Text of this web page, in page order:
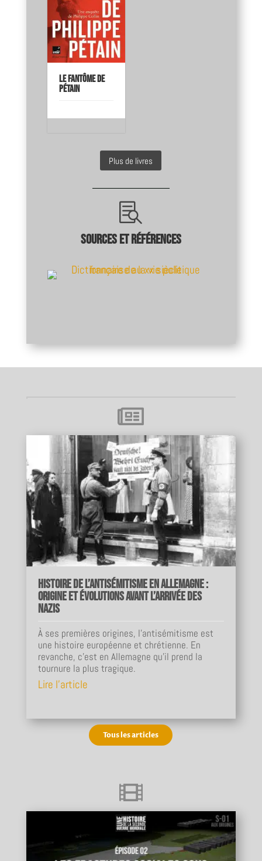
Le fantôme de
Pétain
Plus de livres

Sources et références

Histoire de l’antisémitisme en Allemagne :
origine et évolutions avant l’arrivée des
nazis
À ses premières origines, l'antisémitisme est
une histoire européenne et chrétienne. En
revanche, c'est en Allemagne qu'il prend la
tournure la plus tragique.
Lire l'article
Tous les articles
